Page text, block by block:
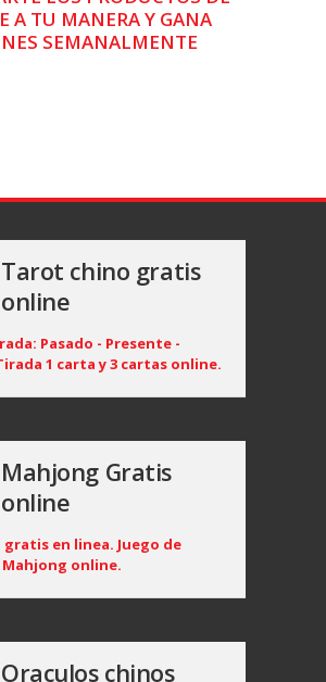
A TU MANERA Y GANA
SEMANALMENTE
Tarot chino gratis
online
Pasado - Presente -
1 carta y 3 cartas online.
Mahjong Gratis
online
en linea. Juego de
online.
Oraculos chinos